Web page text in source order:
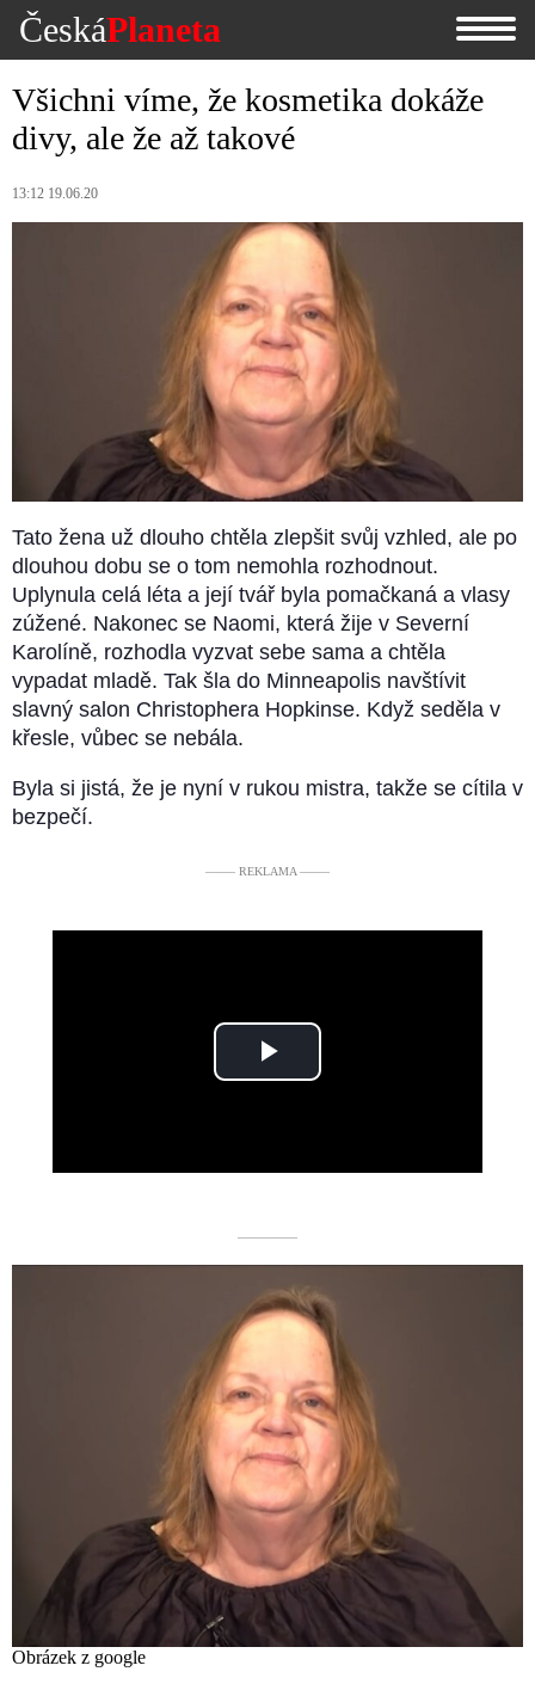
ČeskáPlaneta
Všichni víme, že kosmetika dokáže
divy, ale že až takové
13:12 19.06.20
Tato žena už dlouho chtěla zlepšit svůj vzhled, ale po
dlouhou dobu se o tom nemohla rozhodnout.
Uplynula celá léta a její tvář byla pomačkaná a vlasy
zúžené. Nakonec se Naomi, která žije v Severní
Karolíně, rozhodla vyzvat sebe sama a chtěla
vypadat mladě. Tak šla do Minneapolis navštívit
slavný salon Christophera Hopkinse. Když seděla v
křesle, vůbec se nebála.
Byla si jistá, že je nyní v rukou mistra, takže se cítila v
bezpečí.
––––– REKLAMA –––––
Play
––––––––––
Obrázek z google